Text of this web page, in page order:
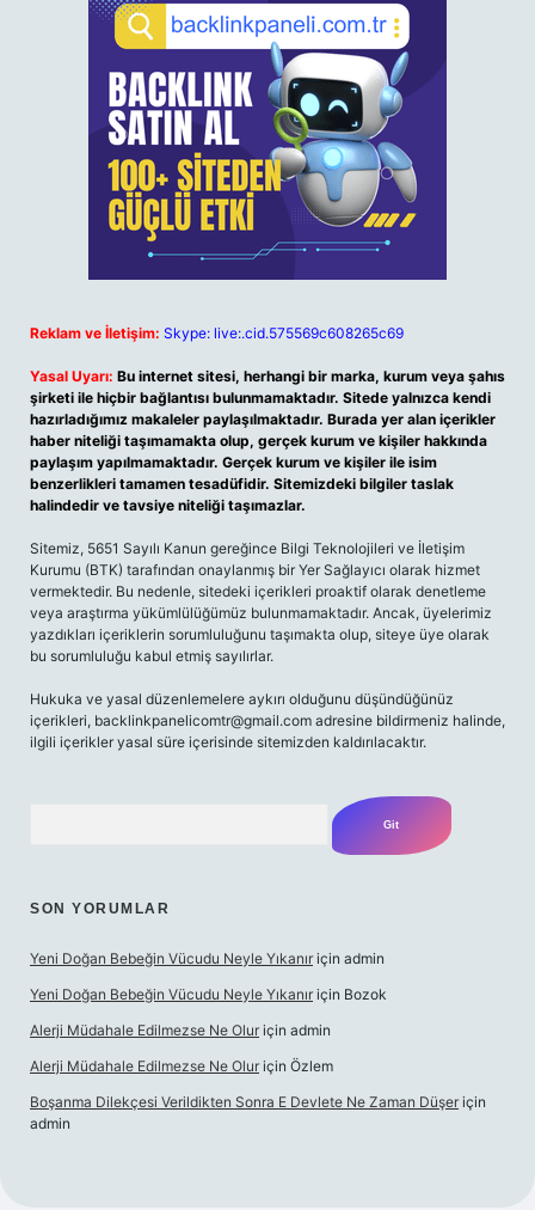
Reklam ve İletişim: Skype: live:.cid.575569c608265c69
Yasal Uyarı: Bu internet sitesi, herhangi bir marka, kurum veya şahıs
şirketi ile hiçbir bağlantısı bulunmamaktadır. Sitede yalnızca kendi
hazırladığımız makaleler paylaşılmaktadır. Burada yer alan içerikler
haber niteliği taşımamakta olup, gerçek kurum ve kişiler hakkında
paylaşım yapılmamaktadır. Gerçek kurum ve kişiler ile isim
benzerlikleri tamamen tesadüfidir. Sitemizdeki bilgiler taslak
halindedir ve tavsiye niteliği taşımazlar.
Sitemiz, 5651 Sayılı Kanun gereğince Bilgi Teknolojileri ve İletişim
Kurumu (BTK) tarafından onaylanmış bir Yer Sağlayıcı olarak hizmet
vermektedir. Bu nedenle, sitedeki içerikleri proaktif olarak denetleme
veya araştırma yükümlülüğümüz bulunmamaktadır. Ancak, üyelerimiz
yazdıkları içeriklerin sorumluluğunu taşımakta olup, siteye üye olarak
bu sorumluluğu kabul etmiş sayılırlar.
Hukuka ve yasal düzenlemelere aykırı olduğunu düşündüğünüz
içerikleri, backlinkpanelicomtr@gmail.com adresine bildirmeniz halinde,
ilgili içerikler yasal süre içerisinde sitemizden kaldırılacaktır.
SON YORUMLAR
Yeni Doğan Bebeğin Vücudu Neyle Yıkanır için admin
Yeni Doğan Bebeğin Vücudu Neyle Yıkanır için Bozok
Alerji Müdahale Edilmezse Ne Olur için admin
Alerji Müdahale Edilmezse Ne Olur için Özlem
Boşanma Dilekçesi Verildikten Sonra E Devlete Ne Zaman Düşer için
admin